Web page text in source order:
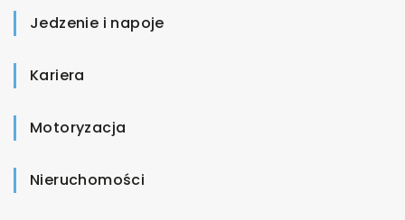
Jedzenie i napoje
Kariera
Motoryzacja
Nieruchomości